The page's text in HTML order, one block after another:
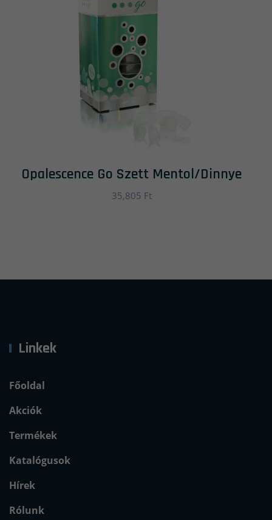
Opalescence Go Szett Mentol/dinnye
35,805 Ft
Linkek
Főoldal
Akciók
Termékek
Katalógusok
Hírek
Rólunk